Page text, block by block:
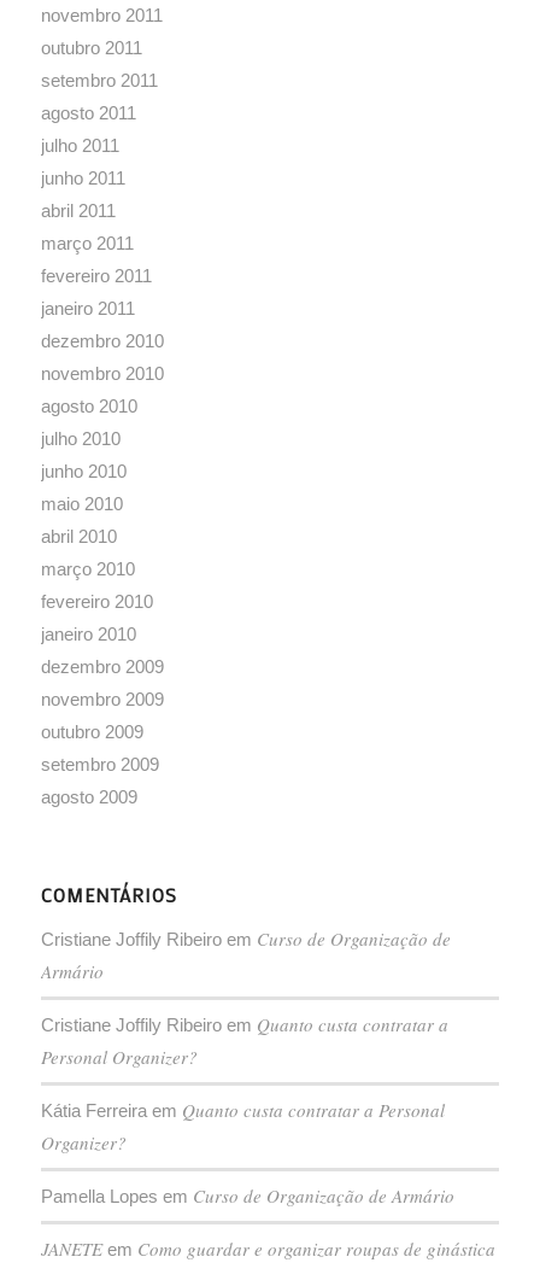
novembro 2011
outubro 2011
setembro 2011
agosto 2011
julho 2011
junho 2011
abril 2011
março 2011
fevereiro 2011
janeiro 2011
dezembro 2010
novembro 2010
agosto 2010
julho 2010
junho 2010
maio 2010
abril 2010
março 2010
fevereiro 2010
janeiro 2010
dezembro 2009
novembro 2009
outubro 2009
setembro 2009
agosto 2009
COMENTÁRIOS
Cristiane Joffily Ribeiroem Curso de Organização de
Armário
Cristiane Joffily Ribeiroem Quanto custa contratar a
Personal Organizer?
Kátia Ferreiraem Quanto custa contratar a Personal
Organizer?
Pamella Lopes em Curso de Organização de Armário
JANETEem Como guardar e organizar roupas de ginástica